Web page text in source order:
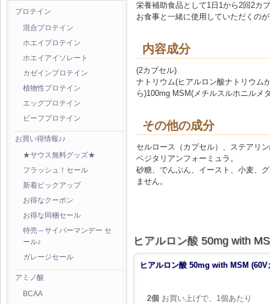
プロテイン
混合プロテイン
ホエイプロテイン
ホエイアイソレート
カゼインプロテイン
植物性プロテイン
エッグプロテイン
ビーフプロテイン
お買い得情報♪♪
★サウス無料グッズ★
フラッシュ！セール
新着ピックアップ
お得なクーポン
お得な同梱セール
特売～サイバーマンデー セ
ール♪
ガレージセール
アミノ酸
BCAA
栄養補助食品として1日1から2回2カ
お食事と一緒に使用していただくの
内容成分
(2カプセル)
ナトリウム(ヒアルロン酸ナトリウム
ら)100mg MSM(メチルスルホニルメ
その他の成分
セルロース（カプセル）、ステアリ
ベジタリアンフォーミュラ。
砂糖、でんぷん、イースト、小麦、
ません。
ヒアルロン酸 50mg with
ヒアルロン酸 50mg with MSM (60V
2個 お買い上げで、1個あたり